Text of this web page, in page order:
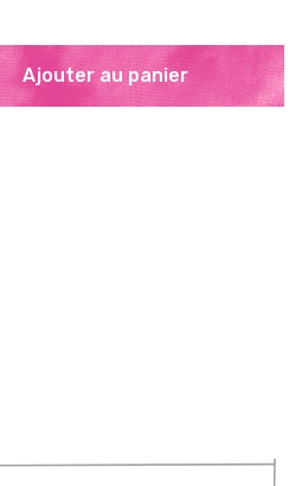
Ajouter au panier